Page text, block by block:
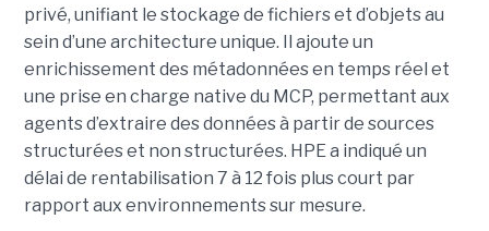
privé, unifiant le stockage de fichiers et d’objets au
sein d’une architecture unique. Il ajoute un
enrichissement des métadonnées en temps réel et
une prise en charge native du MCP, permettant aux
agents d’extraire des données à partir de sources
structurées et non structurées. HPE a indiqué un
délai de rentabilisation 7 à 12 fois plus court par
rapport aux environnements sur mesure.